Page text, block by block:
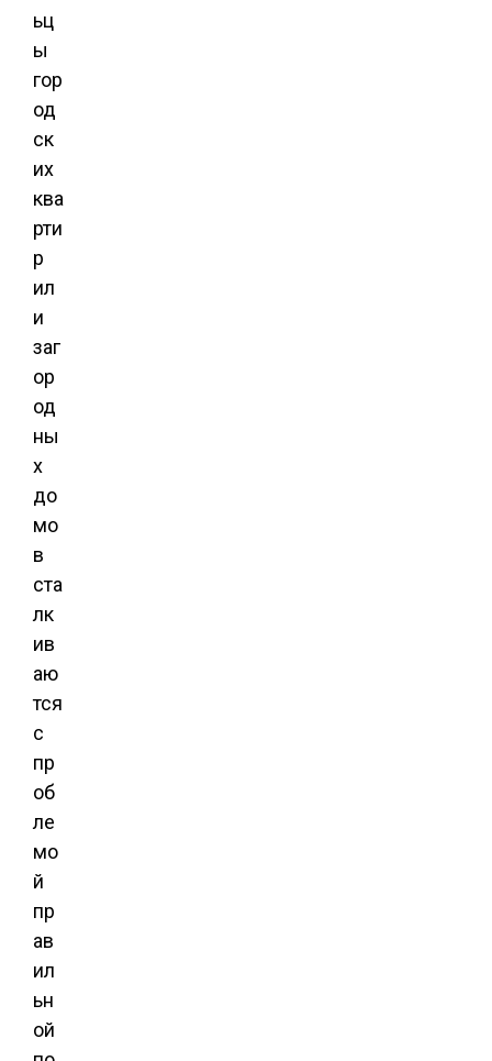
ьц
ы
гор
од
ск
их
ква
рти
р
ил
и
заг
ор
од
ны
х
до
мо
в
ста
лк
ив
аю
тся
с
пр
об
ле
мо
й
пр
ав
ил
ьн
ой